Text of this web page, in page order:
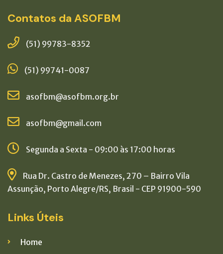
Contatos da ASOFBM
(51) 99783-8352
(51) 99741-0087
asofbm@asofbm.org.br
asofbm@gmail.com
Segunda a Sexta - 09:00 às 17:00 horas
Rua Dr. Castro de Menezes, 270 – Bairro Vila
Assunção, Porto Alegre/RS, Brasil - CEP 91900-590
Links Úteis
Home